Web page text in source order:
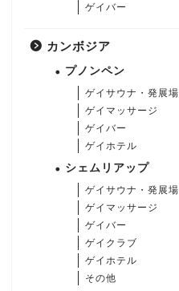
ゲイバー
カンボジア
プノンペン
ゲイサウナ・発展場
ゲイマッサージ
ゲイバー
ゲイホテル
シェムリアップ
ゲイサウナ・発展場
ゲイマッサージ
ゲイバー
ゲイクラブ
ゲイホテル
その他